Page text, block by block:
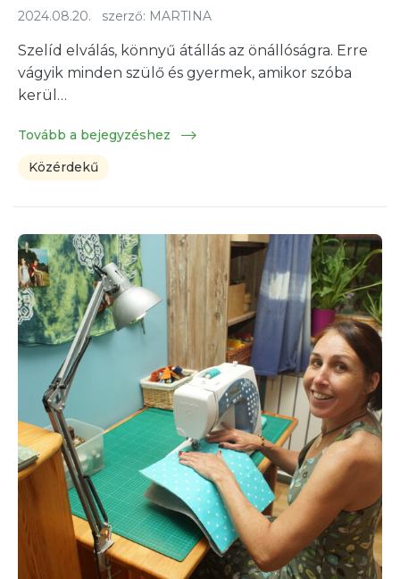
2024.08.20. szerző: MARTINA
Szelíd elválás, könnyű átállás az önállóságra. Erre
vágyik minden szülő és gyermek, amikor szóba
kerül…
Tovább a bejegyzéshez
Közérdekű